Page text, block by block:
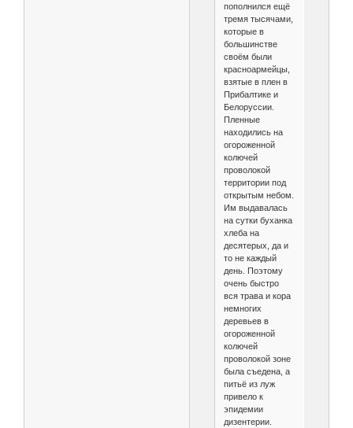
пополнился ещё
тремя тысячами,
которые в
большинстве
своём были
красноармейцы,
взятые в плен в
Прибалтике и
Белоруссии.
Пленные
находились на
огороженной
колючей
проволокой
территории под
открытым небом.
Им выдавалась
на сутки буханка
хлеба на
десятерых, да и
то не каждый
день. Поэтому
очень быстро
вся трава и кора
немногих
деревьев в
огороженной
колючей
проволокой зоне
была съедена, а
питьё из луж
привело к
эпидемии
дизентерии.